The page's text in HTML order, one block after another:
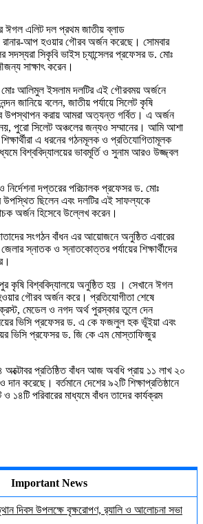
ঈগল এলিট দল প্রথম জাতীয় ব্লাড
আপ হওয়ার গৌরব অর্জন করেছে। সোমবার
সিকৃবি ভাইস চ্যান্সেলর প্রফেসর ড. মোঃ
সাক্ষাৎ করেন।
মোঃ আলিমুল ইসলাম দলটির এই গৌরবময় অর্জনে
জানিয়ে বলেন, জাতীয় পর্যায়ে সিলেট কৃষি
উপস্থাপন করায় আমরা অত্যন্ত গর্বিত। এ অর্জন
, পুরো সিলেট অঞ্চলের জন্যও সম্মানের। আমি আশা
শিক্ষার্থীরা এ ধরনের গঠনমূলক ও প্রতিযোগিতামূলক
বিশ্ববিদ্যালয়ের ভাবমূর্তি ও সুনাম আরও উজ্জ্বল
নির্দেশনা দপ্তরের পরিচালক প্রফেসর ড. মোঃ
উপস্থিত ছিলেন এবং দলটির এই সাফল্যকে
অর্জন হিসেবে উল্লেখ করেন।
সংগঠন বাঁধন এর আয়োজনে অনুষ্ঠিত এবারের
স্নাতক ও স্নাতকোত্তর পর্যায়ের শিক্ষার্থীদের
কৃষি বিশ্ববিদ্যালয়ে অনুষ্ঠিত হয় । সেখানে ঈগল
গৌরব অর্জন করে। প্রতিযোগীতা শেষে
ক্রেস্ট, মেডেল ও নগদ অর্থ পুরস্কার তুলে দেন
ভিসি প্রফেসর ড. এ কে ফজলুল হক ভূঁইয়া এবং
ভিসি প্রফেসর ড. জি কে এম মোস্তাফিজুর
প্রতিষ্ঠিত বাঁধন আজ অবধি প্রায় ১১ লাখ ২০
করেছে। বর্তমানে দেশের ৯২টি শিক্ষাপ্রতিষ্ঠানে
পরিবারের মাধ্যমে বাঁধন তাদের কার্যক্রম
Important News
দিবস উপলক্ষে বৃক্ষরোপণ, র‍্যালি ও আলোচনা সভা